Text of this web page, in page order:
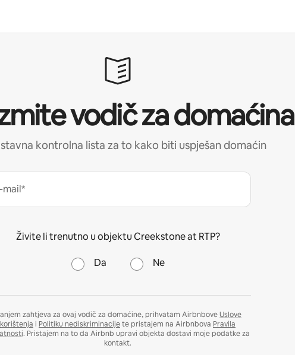
vodič za domaćina
kontrolna lista za to kako biti uspješan domaćin
mail*
Živite li trenutno u objektu Creekstone at RTP?
Da Ne
zahtjeva za ovaj vodič za domaćine, prihvatam AirbnboveUslove
korištenja i Politiku nediskriminacijete pristajem na Airbnbova Pravila
. Pristajem na to da Airbnb upravi objekta dostavi moje podatke za
kontakt.